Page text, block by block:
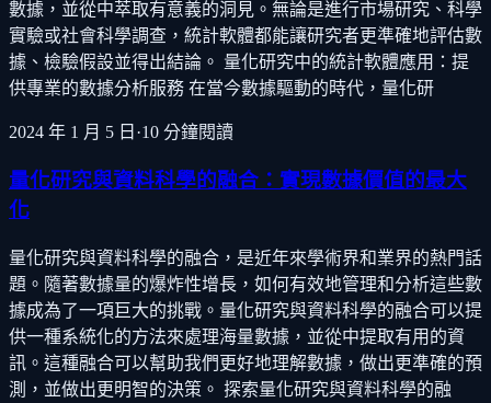
數據，並從中萃取有意義的洞見。無論是進行市場研究、科學
實驗或社會科學調查，統計軟體都能讓研究者更準確地評估數
據、檢驗假設並得出結論。 量化研究中的統計軟體應用：提
供專業的數據分析服務 在當今數據驅動的時代，量化研
2024 年 1 月 5 日 ·10 分鐘閱讀
量化研究與資料科學的融合：實現數據價值的最大
化
量化研究與資料科學的融合，是近年來學術界和業界的熱門話
題。隨著數據量的爆炸性增長，如何有效地管理和分析這些數
據成為了一項巨大的挑戰。量化研究與資料科學的融合可以提
供一種系統化的方法來處理海量數據，並從中提取有用的資
訊。這種融合可以幫助我們更好地理解數據，做出更準確的預
測，並做出更明智的決策。 探索量化研究與資料科學的融